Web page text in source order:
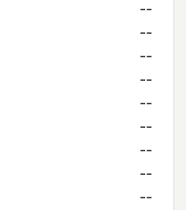
--
--
--
--
--
--
--
--
--